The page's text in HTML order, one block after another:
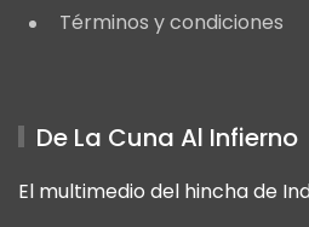
Términos y condiciones
De La Cuna Al Infierno
El multimedio del hincha de